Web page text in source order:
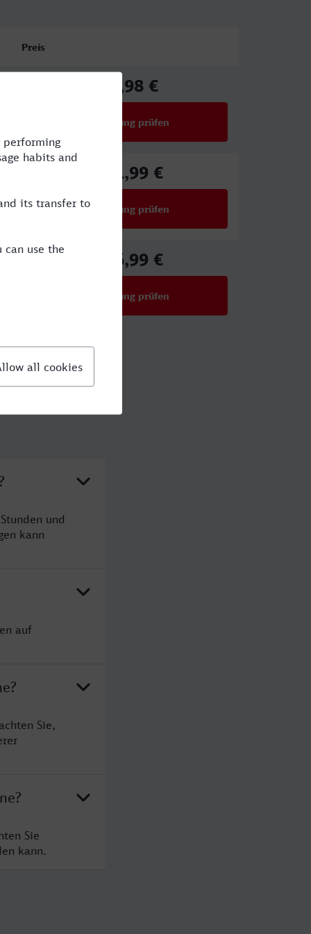
Preis
67,98 €
Verbindung prüfen
111,99 €
Verbindung prüfen
116,99 €
Verbindung prüfen
und
kann
auf
Sie,
Sie
kann.